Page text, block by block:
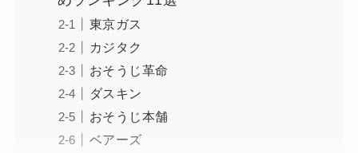
東京ガス
カジタク
おそうじ革命
ダスキン
おそうじ本舗
ベアーズ